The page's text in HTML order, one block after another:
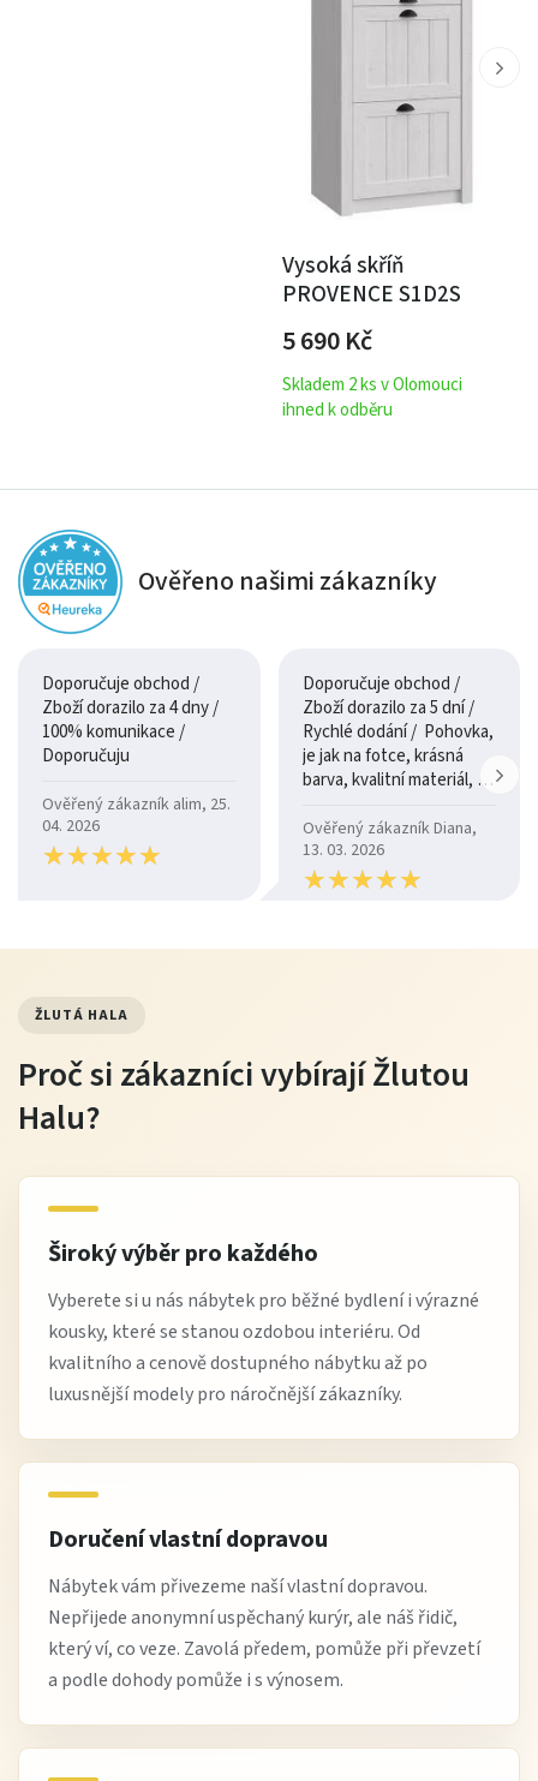
Vysoká skříň
PROVENCE S1D2S
5 690Kč
Skladem 2 ks v Olomouci
ihned k odběru
Ověřeno našimi zákazníky
Doporučuje obchod /
Zboží dorazilo za 4 dny /
100% komunikace /
Doporučuju
Ověřený zákazník alim, 25.
04. 2026
★★★★★
★★★★★
Doporučuje obchod /
Zboží dorazilo za 5 dní /
Rychlé dodání / Pohovka,
je jak na fotce, krásná
barva, kvalitní materiál, a
Ověřený zákazník Diana,
13. 03. 2026
★★★★★
★★★★★
ŽLUTÁ HALA
Proč si zákazníci vybírají Žlutou
Halu?
Široký výběr pro každého
Vyberete si u nás nábytek pro běžné bydlení i výrazné
kousky, které se stanou ozdobou interiéru. Od
kvalitního a cenově dostupného nábytku až po
luxusnější modely pro náročnější zákazníky.
Doručení vlastní dopravou
Nábytek vám přivezeme naší vlastní dopravou.
Nepřijede anonymní uspěchaný kurýr, ale náš řidič,
který ví, co veze. Zavolá předem, pomůže při převzetí
a podle dohody pomůže i s výnosem.